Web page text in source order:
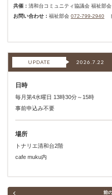
共催： 清和台コミュニティ協議会 福祉部会
お問い合わせ： 福祉部会 072-799-2940
UPDATE 2026.7.22
日時
毎月第4水曜日 13時30分～15時
事前申込み不要
場所
トナリエ清和台2階
cafe muku内
前